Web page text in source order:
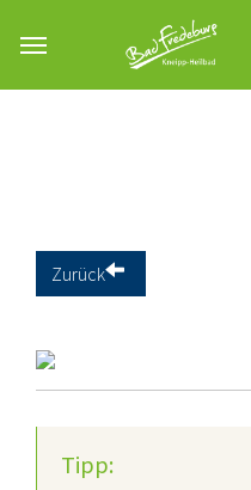
Zurück
Tipp: